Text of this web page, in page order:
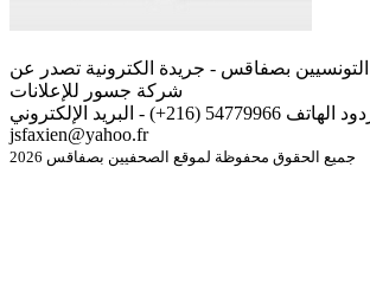
بصفاقس - جريدة الكترونية تصدر عن
شركة جسور للإعلانات
للإتصال أو نشر الردود الهاتف 54779966 (216+) - البريد الإلكتروني
jsfaxien@yahoo.fr
جميع الحقوق محفوظة لموقع الصحفيين بصفاقس 2026